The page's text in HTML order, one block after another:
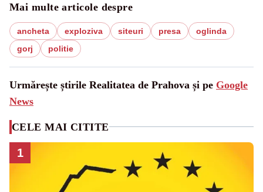
Mai multe articole despre
ancheta exploziva siteuri presa
oglinda
gorj
politie
Urmărește știrile Realitatea de Prahova și pe Google
News
CELE MAI CITITE
1